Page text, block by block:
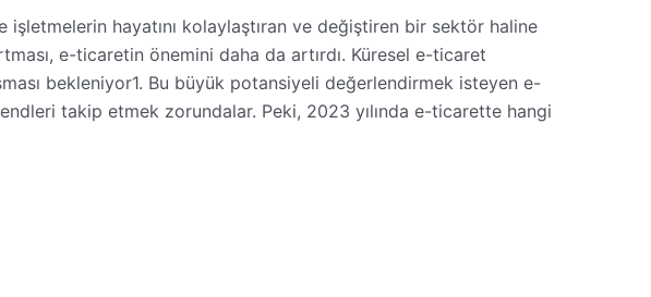
hayatını kolaylaştıran ve değiştiren bir sektör haline
e-ticaretin önemini daha da artırdı. Küresel e-ticaret
bekleniyor1. Bu büyük potansiyeli değerlendirmek isteyen e-
takip etmek zorundalar. Peki, 2023 yılında e-ticarette hangi